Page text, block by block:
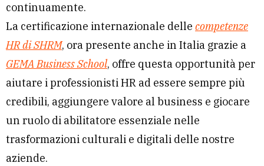
continuamente.
La certificazione internazionale delle competenze
HR di SHRM, ora presente anche in Italia grazie a
GEMA Business School, offre questa opportunità per
aiutare i professionisti HR ad essere sempre più
credibili, aggiungere valore al business e giocare
un ruolo di abilitatore essenziale nelle
trasformazioni culturali e digitali delle nostre
aziende.